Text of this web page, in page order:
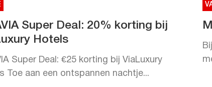
Super Deal: 20% korting bij
Hotels
Super Deal: €25 korting bij ViaLuxury
Toe aan een ontspannen nachtje...